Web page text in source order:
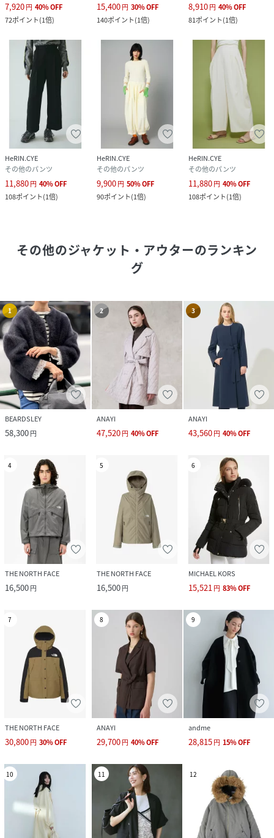
7,920円 40%OFF
72ポイント(1倍)
15,400円 30%OFF
140ポイント(1倍)
8,910円 40%OFF
81ポイント(1倍)
HeRIN.CYE
その他のパンツ
11,880円 40%OFF
108ポイント(1倍)
HeRIN.CYE
その他のパンツ
9,900円 50%OFF
90ポイント(1倍)
HeRIN.CYE
その他のパンツ
11,880円 40%OFF
108ポイント(1倍)
その他のジャケット・アウターのランキン
グ
1
BEARDSLEY
58,300円
2
ANAYI
47,520円 40%OFF
3
ANAYI
43,560円 40%OFF
4
THE NORTH FACE
16,500円
5
THE NORTH FACE
16,500円
6
MICHAEL KORS
15,521円 83%OFF
7
THE NORTH FACE
30,800円 30%OFF
8
ANAYI
29,700円 40%OFF
9
andme
28,815円 15%OFF
10 11 12